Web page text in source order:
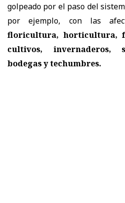
golpeado por el paso del
por ejemplo, con las
floricultura, horticultura,
cultivos, invernaderos,
bodegas y techumbres.